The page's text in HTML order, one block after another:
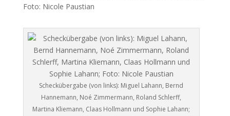
Foto: Nicole Paustian
Scheckübergabe (von links): Miguel Lahann, Bernd
Hannemann, Noé Zimmermann, Roland Schlerff,
Martina Kliemann, Claas Hollmann und Sophie Lahann;